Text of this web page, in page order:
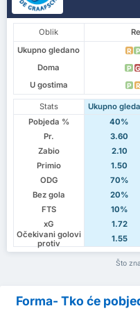
Oblik
Ukupno gledano
R P
Doma P G
U gostima P R
Stats Ukupno
Pobjeda %
40%
Pr.
3.60
Zabio
2.10
Primio
1.50
ODG
70%
Bez gola
20%
FTS
10%
xG
1.72
Očekivani golovi
protiv
1.55
Što
Forma- Tko će